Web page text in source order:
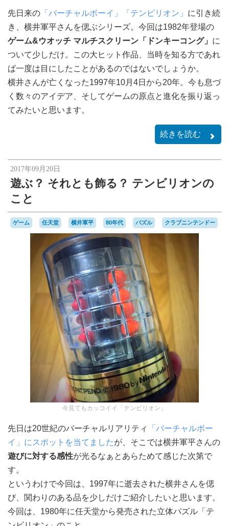
先日来の 「バーチャルボーイ」 「テンビリオン」 に引き続
き、横井軍平さんを偲ぶシリーズ。今回は1982年登場の
ゲーム&ウオッチ マルチスクリーン「ドンキーコング」 に
ついて少しだけ。この大ヒット作品、当時を知る方であれ
ば一度は目にしたことがあるのではないでしょうか。
横井さんが亡くなった1997年10月4日から20年。今も息づ
く数々のアイデア、そしてゲームの原点と進化を振り返っ
てみたいと思います。
続きを読む
2017年09月20日
遊ぶ？ それとも飾る？ テンビリオンの
こと
ゲーム 任天堂 横井軍平 80年代 パズル クラブニンテンドー
今見てもカッコイイ「テンビリオン」
先日は20世紀のバーチャルリアリティ
「バーチャルボー
イ」にスポットを当てましたが、そこでは横井軍平さんの
遊びに対する感性が光るなぁとあらためて感じた次第で
す。
というわけで今回は、1997年に逝去された横井さんを偲
び、関わりのある品を少しだけご紹介したいと思います。
今回は、1980年に任天堂から発売された立体パズル「テ